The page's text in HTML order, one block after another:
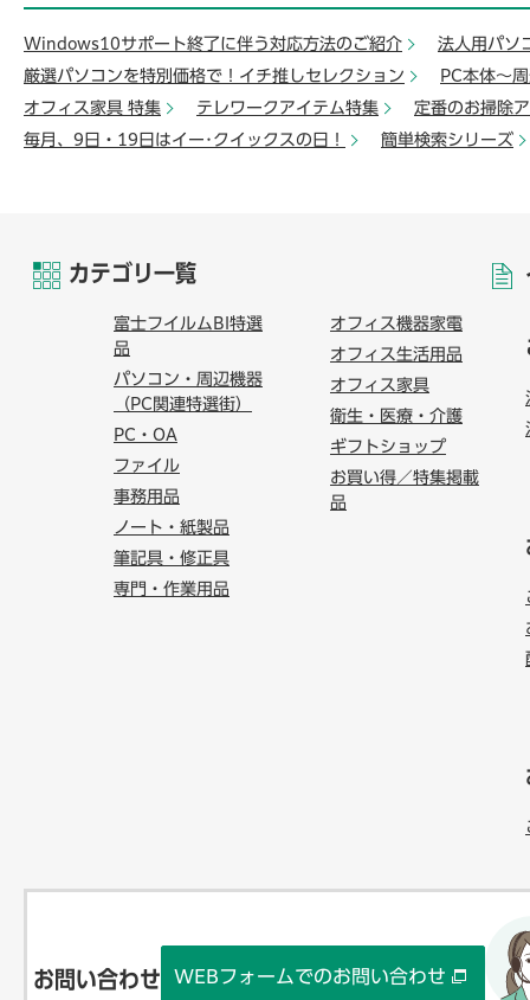
Windows10サポート終了に伴う対応方法のご紹介
法人用パソ
厳選パソコンを特別価格で！イチ推しセレクション
PC本体～
オフィス家具 特集
テレワークアイテム特集
定番のお掃除
毎月、9日・19日はイー･クイックスの日！
簡単検索シリーズ
カテゴリ一覧
富士フイルムBI特選
品
パソコン・周辺機器
（PC関連特選街）
PC・OA
ファイル
事務用品
ノート・紙製品
筆記具・修正具
専門・作業用品
オフィス機器家電
オフィス生活用品
オフィス家具
衛生・医療・介護
ギフトショップ
お買い得／特集掲載
品
お問い合わせ WEBフォームでのお問い合わせ